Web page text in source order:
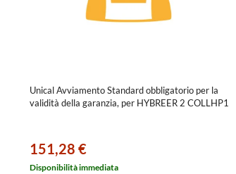
Unical Avviamento Standard obbligatorio per la
validità della garanzia, per HYBREER 2 COLLHP1
151,28 €
Disponibilità immediata